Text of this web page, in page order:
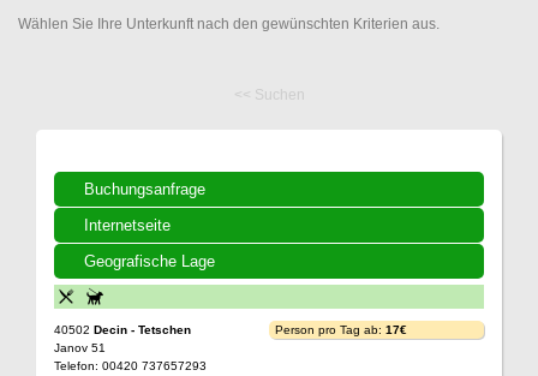
Wählen Sie Ihre Unterkunft nach den gewünschten Kriterien aus.
<< Suchen
Buchungsanfrage
Internetseite
Geografische Lage
40502 Decin - Tetschen
Janov 51
Telefon: 00420 737657293
Person pro Tag ab: 17€